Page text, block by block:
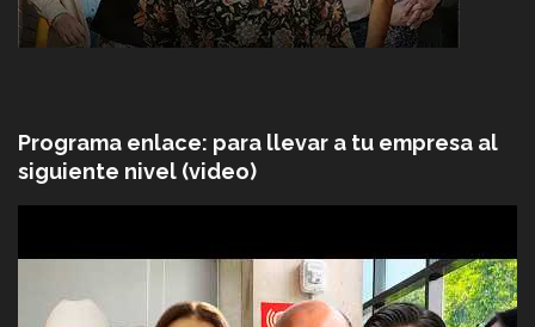
Programa enlace: para llevar a tu empresa al
siguiente nivel (video)